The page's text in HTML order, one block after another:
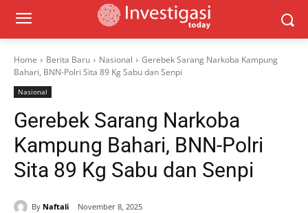
Home Berita Baru Nasional
Gerebek Sarang Narkoba Kampung
Bahari, BNN-Polri Sita 89 Kg Sabu dan Senpi
Nasional
Gerebek Sarang Narkoba
Kampung Bahari, BNN-Polri
Sita 89 Kg Sabu dan Senpi
By Naftali November 8, 2025